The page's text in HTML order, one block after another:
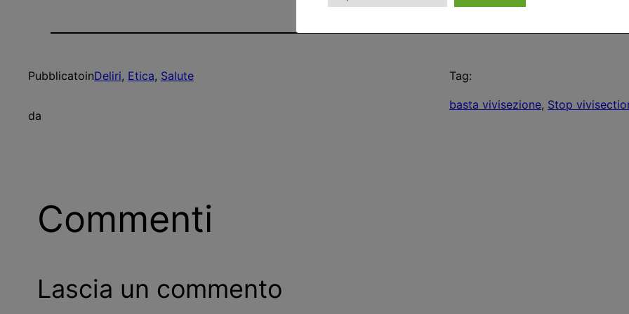
PubblicatoinDeliri, Etica, Salute
da
Tag:
basta vivisezione, Stop
Commenti
Lascia un commento